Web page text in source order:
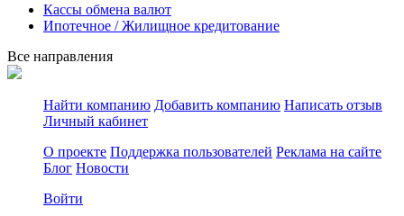
Кассы обмена валют
Ипотечное / Жилищное кредитование
Все направления
Найти компанию Добавить компанию Написать отзыв
Личный кабинет
О проекте Поддержка пользователей Реклама на сайте
Блог Новости
Войти